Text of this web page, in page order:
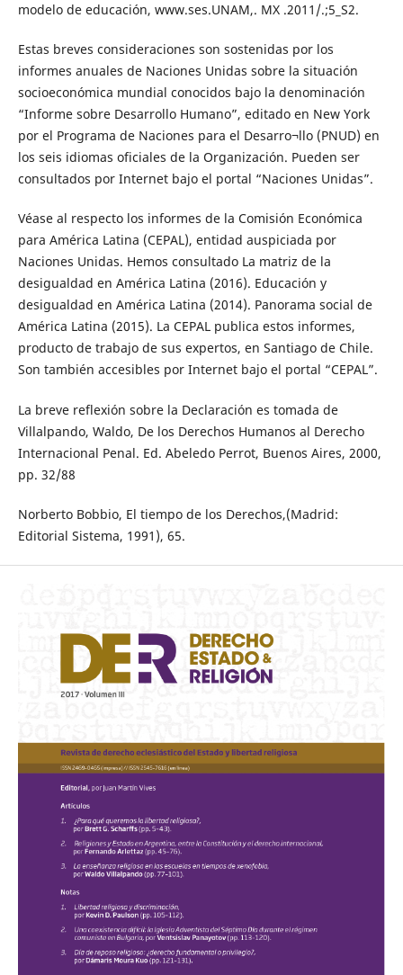
modelo de educación, www.ses.UNAM,. MX .2011/.;5_S2.
Estas breves consideraciones son sostenidas por los
informes anuales de Naciones Unidas sobre la situación
socioeconómica mundial conocidos bajo la denominación
“Informe sobre Desarrollo Humano”, editado en New York
por el Programa de Naciones para el Desarro¬llo (PNUD) en
los seis idiomas oficiales de la Organización. Pueden ser
consultados por Internet bajo el portal “Naciones Unidas”.
Véase al respecto los informes de la Comisión Económica
para América Latina (CEPAL), entidad auspiciada por
Naciones Unidas. Hemos consultado La matriz de la
desigualdad en América Latina (2016). Educación y
desigualdad en América Latina (2014). Panorama social de
América Latina (2015). La CEPAL publica estos informes,
producto de trabajo de sus expertos, en Santiago de Chile.
Son también accesibles por Internet bajo el portal “CEPAL”.
La breve reflexión sobre la Declaración es tomada de
Villalpando, Waldo, De los Derechos Humanos al Derecho
Internacional Penal. Ed. Abeledo Perrot, Buenos Aires, 2000,
pp. 32/88
Norberto Bobbio, El tiempo de los Derechos,(Madrid:
Editorial Sistema, 1991), 65.